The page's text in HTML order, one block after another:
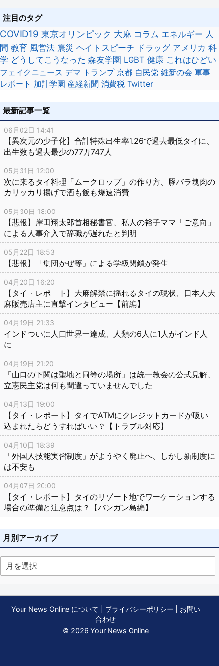
注目のタグ
COVID19 東京オリンピック 大麻 コラム エネルギー 人
間 教育 風営法 震災 ヘイトスピーチ ドラッグ アメリカ 科
学 どうしてこうなった 森友学園 LGBT 健康 これはひどい
フェイクニュース デマ トランプ 京都 自民党 維新の会 軍事
レポート 加計学園 産経新聞 消費税 Twitter
最新記事一覧
06月02日 14:41
【異次元の少子化】合計特殊出生率1.26で過去最低タイに、
出生数も過去最少の77万747人
05月31日 12:00
次に来るタイ料理「ムークロップ」の作り方、豚バラ塊肉の
カリッカリ揚げで酒も飯も爆速消費
05月30日 18:00
【悲報】岸田翔太郎首相秘書官、私人の裕子ママ「ご意向」
による人事介入で辞職が遅れたと判明
05月22日 18:53
【悲報】「集団かぜ等」による学級閉鎖が発生
04月20日 16:20
【タイ・レポート】大麻解禁に揺れるタイの現状、日本人大
麻販売店主に直撃インタビュー【前編】
04月19日 21:33
インドついに人口世界一達成、人類の6人に1人がインド人
に
04月19日 21:20
「山口の下関は聖地と同等の場所」は統一教会の公式見解、
立憲民主党は何も間違っていませんでした
04月13日 19:00
【タイ・レポート】タイでATMにクレジットカードが吸い
込まれたらどうすればいい？【トラブル対応】
04月10日 18:39
「外国人技能実習制度」がようやく廃止へ、しかし新制度に
は不安も
04月07日 20:00
【タイ・レポート】タイのリゾート地でワーケーションする
場合の準備と注意点は？【パンガン島編】
月別アーカイブ
Your News Online について プライバシーポリシー
お問い
合わせ
© 2026 Your News Online